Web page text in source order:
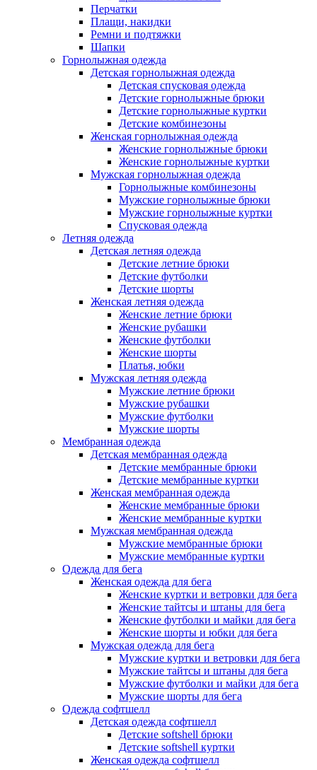
Перчатки
Плащи, накидки
Ремни и подтяжки
Шапки
Горнолыжная одежда
Детская горнолыжная одежда
Детская спусковая одежда
Детские горнолыжные брюки
Детские горнолыжные куртки
Детские комбинезоны
Женская горнолыжная одежда
Женские горнолыжные брюки
Женские горнолыжные куртки
Мужская горнолыжная одежда
Горнолыжные комбинезоны
Мужские горнолыжные брюки
Мужские горнолыжные куртки
Спусковая одежда
Летняя одежда
Детская летняя одежда
Детские летние брюки
Детские футболки
Детские шорты
Женская летняя одежда
Женские летние брюки
Женские рубашки
Женские футболки
Женские шорты
Платья, юбки
Мужская летняя одежда
Мужские летние брюки
Мужские рубашки
Мужские футболки
Мужские шорты
Мембранная одежда
Детская мембранная одежда
Детские мембранные брюки
Детские мембранные куртки
Женская мембранная одежда
Женские мембранные брюки
Женские мембранные куртки
Мужская мембранная одежда
Мужские мембранные брюки
Мужские мембранные куртки
Одежда для бега
Женская одежда для бега
Женские куртки и ветровки для бега
Женские тайтсы и штаны для бега
Женские футболки и майки для бега
Женские шорты и юбки для бега
Мужская одежда для бега
Мужские куртки и ветровки для бега
Мужские тайтсы и штаны для бега
Мужские футболки и майки для бега
Мужские шорты для бега
Одежда софтшелл
Детская одежда софтшелл
Детские softshell брюки
Детские softshell куртки
Женская одежда софтшелл